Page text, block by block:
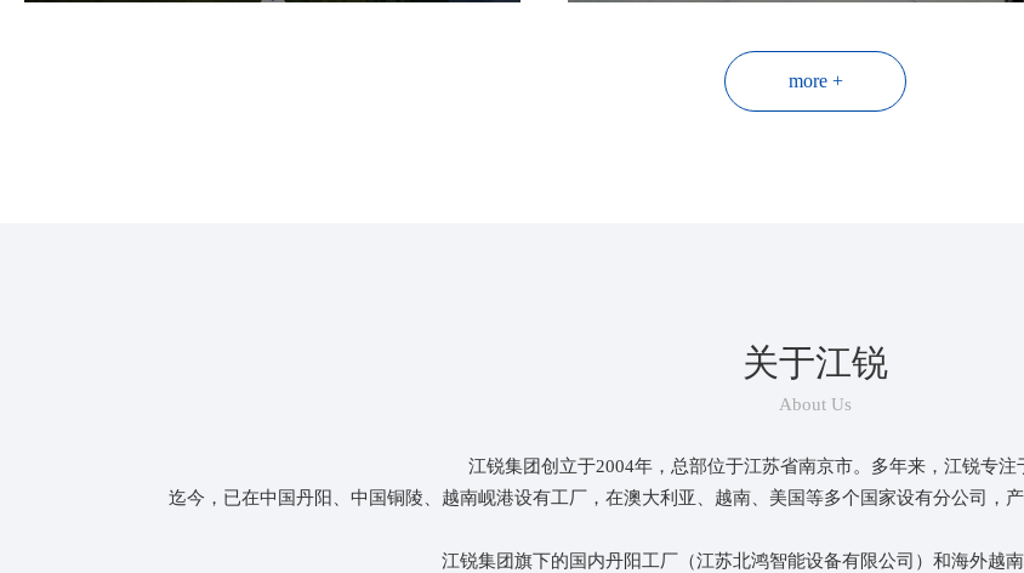
more +
关于江锐
About Us
江锐集团创立于2004年，总部位于江苏省南京市。多年来，江锐专注
迄今，已在中国丹阳、中国铜陵、越南岘港设有工厂，在澳大利亚、越南、美国等多个国家设有分公司，
江锐集团旗下的国内丹阳工厂（江苏北鸿智能设备有限公司）和海外越